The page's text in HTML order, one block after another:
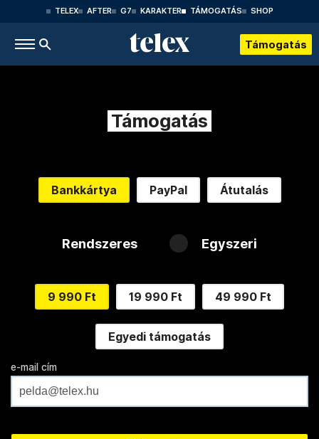
TELEX AFTER G7 KARAKTER TÁMOGATÁS SHOP
Támogatás
Támogatás
Bankkártya PayPal Átutalás
Rendszeres Egyszeri
9 990 Ft 19 990 Ft 49 990 Ft
Egyedi támogatás
e-mail cím